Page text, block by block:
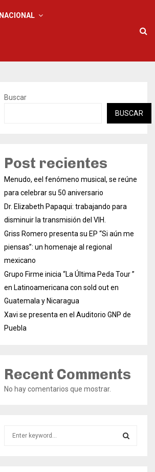
NACIONAL
Buscar
BUSCAR
Post recientes
Menudo, eel fenómeno musical, se reúne
para celebrar su 50 aniversario
Dr. Elizabeth Papaqui: trabajando para
disminuir la transmisión del VIH.
Griss Romero presenta su EP “Si aún me
piensas”: un homenaje al regional
mexicano
Grupo Firme inicia “La Última Peda Tour ”
en Latinoamericana con sold out en
Guatemala y Nicaragua
Xavi se presenta en el Auditorio GNP de
Puebla
Recent Comments
No hay comentarios que mostrar.